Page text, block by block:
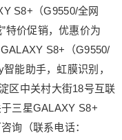
S8+（G9550/全网
特价促销，优惠价为
S8+（G9550/
能助手，虹膜识别，
区中关村大街18号互联
三星GALAXY S8+
询（联系电话：